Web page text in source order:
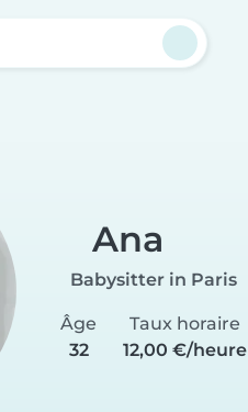
Ana
Babysitter in Paris
Âge
32
Taux horaire
12,00 €/heure